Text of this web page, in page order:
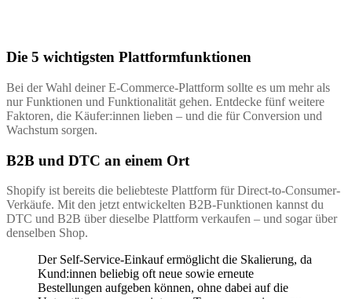
Die 5 wichtigsten Plattformfunktionen
Bei der Wahl deiner E-Commerce-Plattform sollte es um mehr als
nur Funktionen und Funktionalität gehen. Entdecke fünf weitere
Faktoren, die Käufer:innen lieben – und die für Conversion und
Wachstum sorgen.
B2B und DTC an einem Ort
Shopify ist bereits die beliebteste Plattform für Direct-to-Consumer-
Verkäufe. Mit den jetzt entwickelten B2B-Funktionen kannst du
DTC und B2B über dieselbe Plattform verkaufen – und sogar über
denselben Shop.
Der Self-Service-Einkauf ermöglicht die Skalierung, da
Kund:innen beliebig oft neue sowie erneute
Bestellungen aufgeben können, ohne dabei auf die